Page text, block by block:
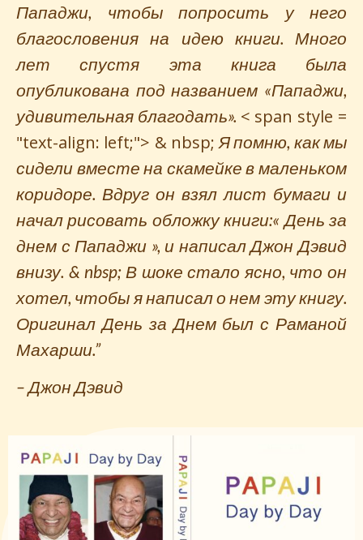
Пападжи, чтобы попросить у него
благословения на идею книги. Много
лет спустя эта книга была
опубликована под названием «Пападжи,
удивительная благодать». < span style =
"text-align: left;"> & nbsp;Я помню, как мы
сидели вместе на скамейке в маленьком
коридоре. Вдруг он взял лист бумаги и
начал рисовать обложку книги:« День за
днем ​​с Пападжи », и написал Джон Дэвид
внизу. & nbsp; В шоке стало ясно, что он
хотел, чтобы я написал о нем эту книгу.
Оригинал День за Днем был с Раманой
Махарши.”
– Джон Дэвид